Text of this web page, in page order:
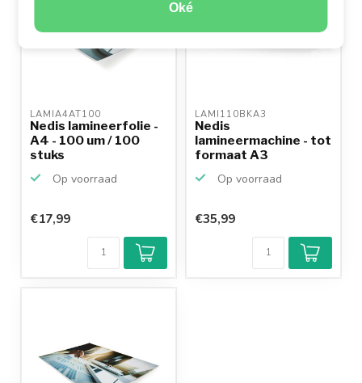
Oké
LAMIA4AT100
Nedis lamineerfolie -
A4 - 100 um / 100
stuks
Op voorraad
€17,99
LAMI110BKA3
Nedis
lamineermachine - tot
formaat A3
Op voorraad
€35,99